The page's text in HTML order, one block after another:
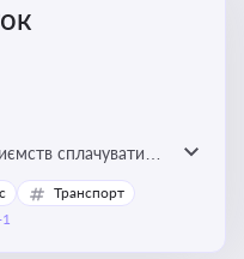
сплачувати
довкілля. Вона
бізнесу,
Транспорт